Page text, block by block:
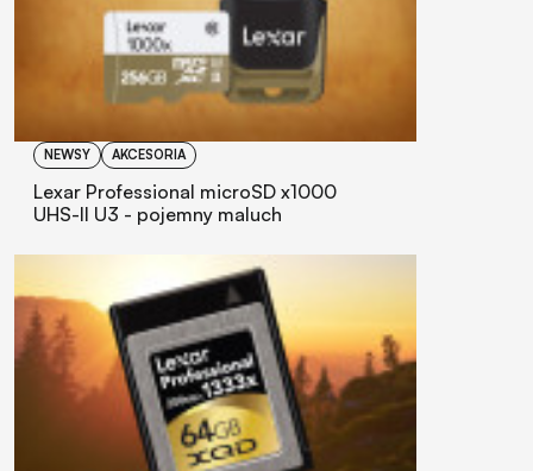
NEWSY AKCESORIA
Lexar Professional microSD x1000
UHS-II U3 - pojemny maluch